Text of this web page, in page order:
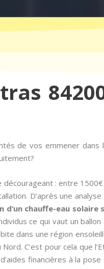
de vos emmener dans
décourageant : entre
D’après une analyse
d’un chauffe-eau solaire
ce qui vaut un ballon
dans une région
C’est pour cela que
financières à la pose